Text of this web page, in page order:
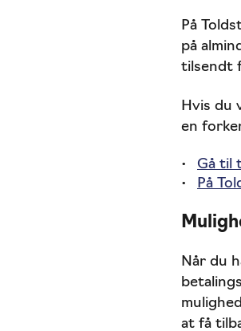
På
på
tilsendt
Hvis du
en
Gå til
På
Når du
at få